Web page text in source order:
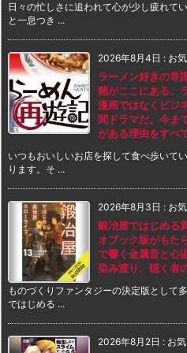
日々の忙しさに追われて心が少し疲れて
と一息つき ...
2026年8月4日 : お
ラーメン好きの常
開がここにある。
漫画ではなくビジ
間ドラマだ。今ま
がある理由をすべ
いつもおいしいお店を探して食べ歩いて
ります。そ ...
2026年8月3日 : お
鍛冶屋ではじめる
オブック版がもた
で響く金属音と心
染み渡り、聴く者
ものづくりファンタジーの決定版として
ではじめる ...
2026年8月2日 : お